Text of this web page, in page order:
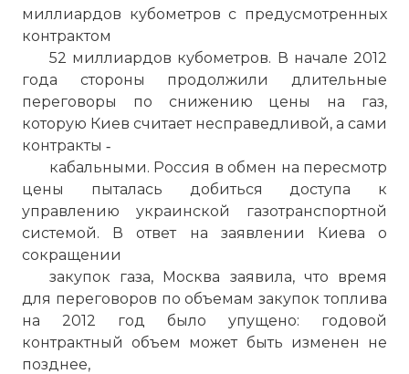
миллиардов кубометров с предусмотренных
контрактом
52 миллиардов кубометров. В начале 2012
года стороны продолжили длительные
переговоры по снижению цены на газ,
которую Киев считает несправедливой, а сами
контракты ‑
кабальными. Россия в обмен на пересмотр
цены пыталась добиться доступа к
управлению украинской газотранспортной
системой. В ответ на заявлении Киева о
сокращении
закупок газа, Москва заявила, что время
для переговоров по объемам закупок топлива
на 2012 год было упущено: годовой
контрактный объем может быть изменен не
позднее,
☓
"Итак, Россия и Украина балансируют на
грани очередной (третьей по счёту)
газовой войны.
Фото статьи: